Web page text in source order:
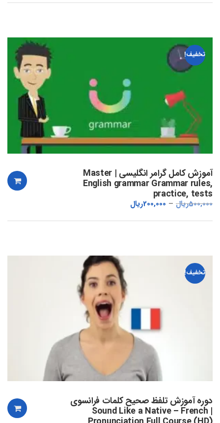
تخفیف!
آموزش کامل گرامر انگلیسی | Master
English grammar Grammar rules,
practice, tests
500,000ریال 200,000ریال
تخفیف!
دوره آموزش تلفظ صحیح کلمات فرانسوی
| Sound Like a Native – French